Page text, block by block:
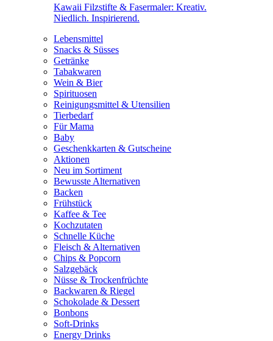
Kawaii Filzstifte & Fasermaler: Kreativ.
Niedlich. Inspirierend.
Lebensmittel
Snacks & Süsses
Getränke
Tabakwaren
Wein & Bier
Spirituosen
Reinigungsmittel & Utensilien
Tierbedarf
Für Mama
Baby
Geschenkkarten & Gutscheine
Aktionen
Neu im Sortiment
Bewusste Alternativen
Backen
Frühstück
Kaffee & Tee
Kochzutaten
Schnelle Küche
Fleisch & Alternativen
Chips & Popcorn
Salzgebäck
Nüsse & Trockenfrüchte
Backwaren & Riegel
Schokolade & Dessert
Bonbons
Soft-Drinks
Energy Drinks